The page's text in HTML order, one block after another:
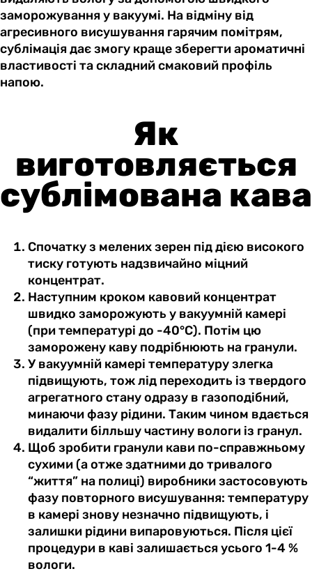
заморожування у вакуумі. На відміну від
агресивного висушування гарячим помітрям,
сублімація дає змогу краще зберегти ароматичні
властивості та складний смаковий профіль
напою.
Як
виготовляється
сублімована кава
Спочатку з мелених зерен під дією високого
тиску готують надзвичайно міцний
концентрат.
Наступним кроком кавовий концентрат
швидко заморожують у вакуумній камері
(при температурі до -40°C). Потім цю
заморожену каву подрібнюють на гранули.
У вакуумній камері температуру злегка
підвищують, тож лід переходить із твердого
агрегатного стану одразу в газоподібний,
минаючи фазу рідини. Таким чином вдається
видалити білльшу частину вологи із гранул.
Щоб зробити гранули кави по-справжньому
сухими (а отже здатними до тривалого
“життя” на полиці) виробники застосовують
фазу повторного висушування: температуру
в камері знову незначно підвищують, і
залишки рідини випаровуються. Після цієї
процедури в каві залишається усього 1-4 %
вологи.